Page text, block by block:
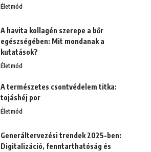
Életmód
A havita kollagén szerepe a bőr
egészségében: Mit mondanak a
kutatások?
Életmód
A természetes csontvédelem titka:
tojáshéj por
Életmód
Generáltervezési trendek 2025-ben:
Digitalizáció, fenntarthatóság és